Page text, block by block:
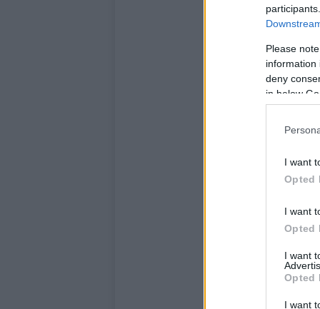
Please
information
deny
in below
I want
Opted
I want
Opted
I want
Opted
I want